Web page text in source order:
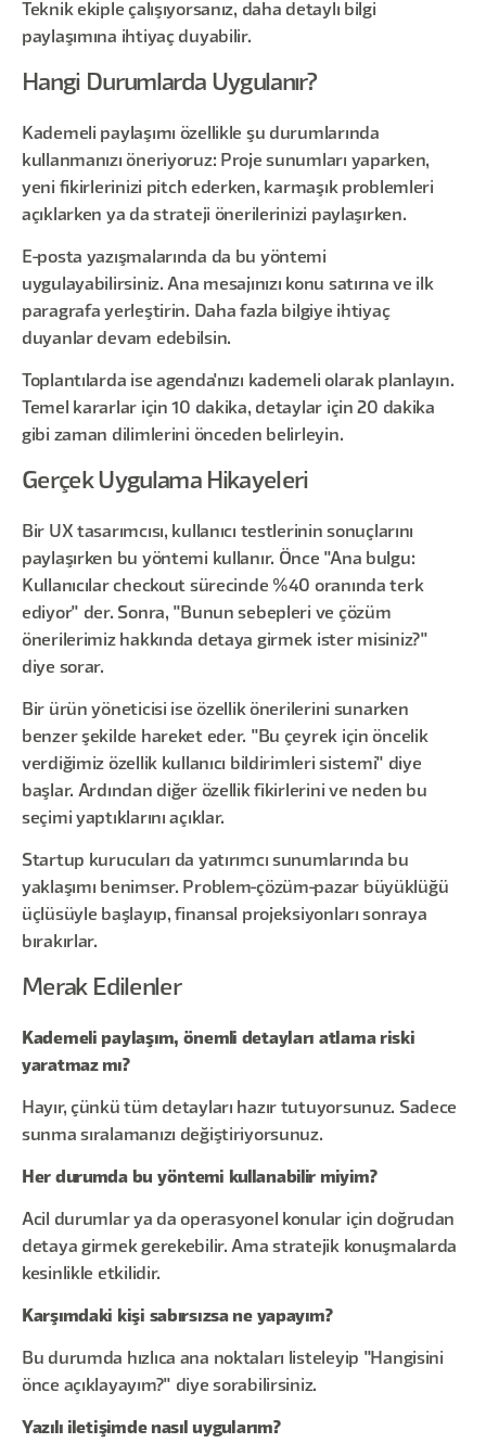
Teknik ekiple çalışıyorsanız, daha detaylı bilgi
paylaşımına ihtiyaç duyabilir.
Hangi Durumlarda Uygulanır?
Kademeli paylaşımı özellikle şu durumlarında
kullanmanızı öneriyoruz: Proje sunumları yaparken,
yeni fikirlerinizi pitch ederken, karmaşık problemleri
açıklarken ya da strateji önerilerinizi paylaşırken.
E-posta yazışmalarında da bu yöntemi
uygulayabilirsiniz. Ana mesajınızı konu satırına ve ilk
paragrafa yerleştirin. Daha fazla bilgiye ihtiyaç
duyanlar devam edebilsin.
Toplantılarda ise agenda'nızı kademeli olarak planlayın.
Temel kararlar için 10 dakika, detaylar için 20 dakika
gibi zaman dilimlerini önceden belirleyin.
Gerçek Uygulama Hikayeleri
Bir UX tasarımcısı, kullanıcı testlerinin sonuçlarını
paylaşırken bu yöntemi kullanır. Önce "Ana bulgu:
Kullanıcılar checkout sürecinde %40 oranında terk
ediyor" der. Sonra, "Bunun sebepleri ve çözüm
önerilerimiz hakkında detaya girmek ister misiniz?"
diye sorar.
Bir ürün yöneticisi ise özellik önerilerini sunarken
benzer şekilde hareket eder. "Bu çeyrek için öncelik
verdiğimiz özellik kullanıcı bildirimleri sistemi" diye
başlar. Ardından diğer özellik fikirlerini ve neden bu
seçimi yaptıklarını açıklar.
Startup kurucuları da yatırımcı sunumlarında bu
yaklaşımı benimser. Problem-çözüm-pazar büyüklüğü
üçlüsüyle başlayıp, finansal projeksiyonları sonraya
bırakırlar.
Merak Edilenler
Kademeli paylaşım, önemli detayları atlama riski
yaratmaz mı?
Hayır, çünkü tüm detayları hazır tutuyorsunuz. Sadece
sunma sıralamanızı değiştiriyorsunuz.
Her durumda bu yöntemi kullanabilir miyim?
Acil durumlar ya da operasyonel konular için doğrudan
detaya girmek gerekebilir. Ama stratejik konuşmalarda
kesinlikle etkilidir.
Karşımdaki kişi sabırsızsa ne yapayım?
Bu durumda hızlıca ana noktaları listeleyip "Hangisini
önce açıklayayım?" diye sorabilirsiniz.
Yazılı iletişimde nasıl uygularım?